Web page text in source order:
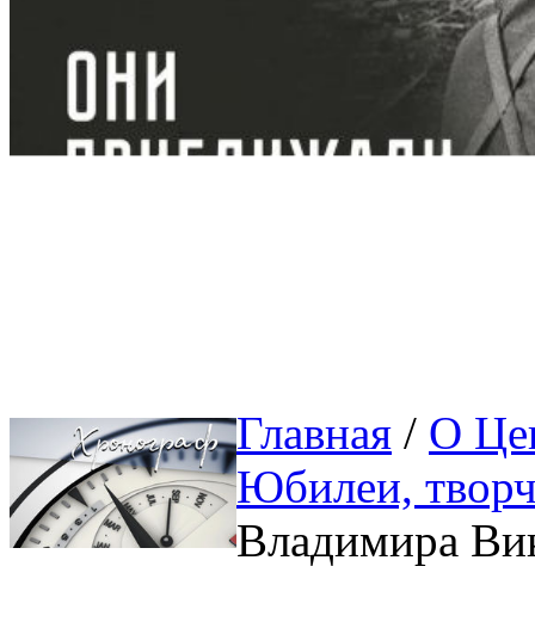
Главная / О
Юбилеи,
Владимира